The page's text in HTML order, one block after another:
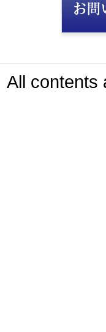
All contents